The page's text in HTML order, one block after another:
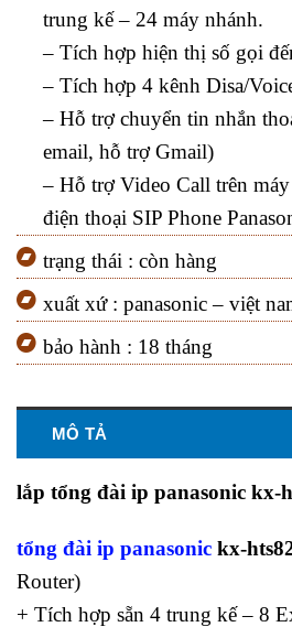
trung kế – 24 máy nhánh.
– Tích hợp hiện thị số gọi
– Tích hợp 4 kênh Disa/
– Hỗ trợ chuyển tin nhắn
email, hỗ trợ Gmail)
– Hỗ trợ Video Call trên
điện thoại SIP Phone
trạng thái : còn hàng
xuất xứ : panasonic – việt
bảo hành : 18 tháng
MÔ TẢ
lắp tổng đài ip panasonic kx-
tổng đài ip panasonic kx-
Router)
+ Tích hợp sẵn 4 trung kế – 8